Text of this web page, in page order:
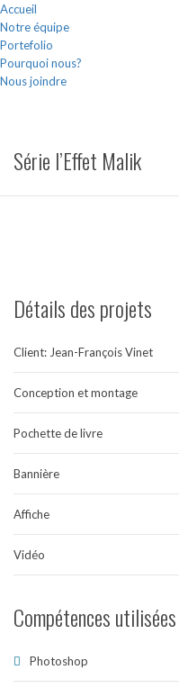
Accueil
Notre équipe
Portefolio
Pourquoi nous?
Nous joindre
Série l’Effet Malik
Détails des projets
Client: Jean-François Vinet
Conception et montage
Pochette de livre
Bannière
Affiche
Vidéo
Compétences utilisées
Photoshop